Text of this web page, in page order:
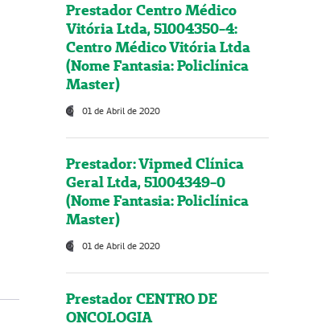
Prestador Centro Médico
Vitória Ltda, 51004350-4:
Centro Médico Vitória Ltda
(Nome Fantasia: Policlínica
Master)
01 de Abril de 2020
Prestador: Vipmed Clínica
Geral Ltda, 51004349-0
(Nome Fantasia: Policlínica
Master)
01 de Abril de 2020
Prestador CENTRO DE
ONCOLOGIA